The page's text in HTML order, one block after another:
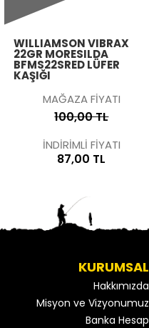
WILLIAMSON VIBRAX
22GR MORESILDA
BFMS22SRED LÜFER
KAŞIĞI
MAĞAZA FİYATI
100,00 TL
İNDİRİMLİ FİYATI
87,00 TL
KURUMSAL
Hakkımızda
Misyon ve Vizyonumuz
Banka Hesap